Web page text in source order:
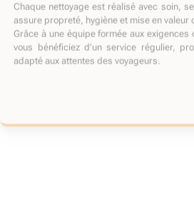
Chaque nettoyage est réalisé avec soin,
assure propreté, hygiène et mise en valeur
Grâce à une équipe formée aux
vous bénéficiez d’un service régulier,
adapté aux attentes des voyageurs.